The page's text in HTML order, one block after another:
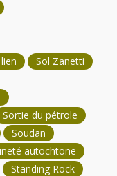
Sol Zanetti
Sortie du pétrole
Soudan
autochtone
Standing Rock